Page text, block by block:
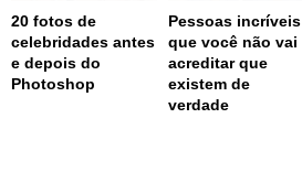
20 fotos de
celebridades antes
e depois do
Photoshop
Pessoas incríveis
que você não vai
acreditar que
existem de
verdade